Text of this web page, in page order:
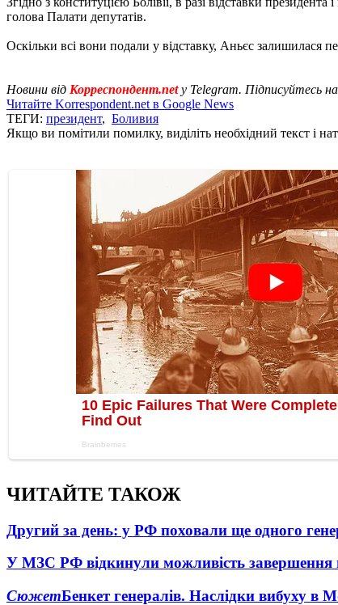
голова Палати депутатів.
Оскільки всі вони подали у відставку, Аньєс
Новини від Корреспондент.netу Telegram. Підписуйтесь
Читайте Korrespondent.net в Google News
ТЕГИ: президент, Боливия
Якщо ви помітили помилку, виділіть необхідний текст і
ЧИТАЙТЕ ТАКОЖ
Другий за день: у РФ поховали ще одного
У МЗС РФ відкинули можливість завершення
СюжетБенкет генералів. Наслідки вибуху в